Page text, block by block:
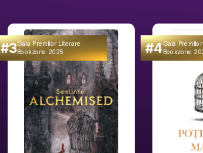
#3Gala Premilor Literare
Bookzone 2025 #4Gala
Bookzone